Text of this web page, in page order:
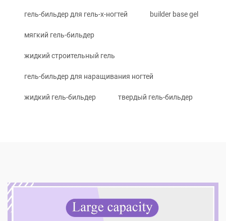
гель-бильдер для гель-х-ногтей builder base gel
мягкий гель-бильдер
жидкий строительный гель
гель-бильдер для наращивания ногтей
жидкий гель-бильдер твердый гель-бильдер